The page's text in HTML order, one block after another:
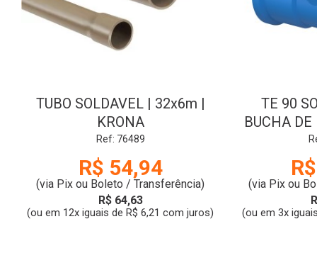
TUBO SOLDAVEL | 32x6m |
KRONA
Ref: 76489
R$ 54,94
(via Pix ou Boleto / Transferência)
R$ 64,63
(ou em 12x iguais de R$ 6,21 com juros)
TE 90
BUCHA
(via Pix ou
(ou em 3x